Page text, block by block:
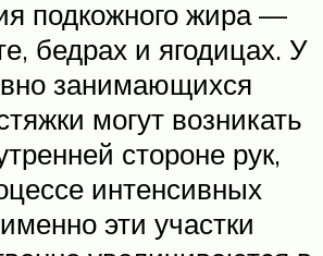
подкожного жира —
бедрах и ягодицах. У
занимающихся
могут возникать
стороне рук,
интенсивных
эти участки